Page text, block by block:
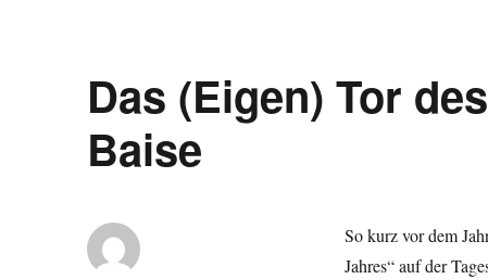
Das (Eigen) Tor
Baise
So kurz vor dem
Jahres“ auf der